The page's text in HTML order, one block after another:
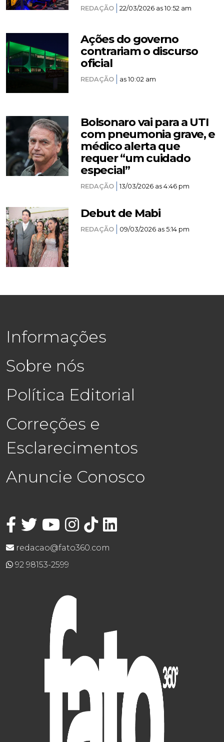
REDAÇÃO 22/03/2026 as 10:52 am
Ações do governo
contrariam o discurso
oficial
REDAÇÃO as 10:02 am
Bolsonaro vai para a UTI
com pneumonia grave, e
médico alerta que
requer “um cuidado
especial”
REDAÇÃO 13/03/2026 as 4:46 pm
Debut de Mabi
REDAÇÃO 09/03/2026 as 5:14 pm
Informações
Sobre nós
Política Editorial
Correções e
Esclarecimentos
Anuncie Conosco
redacao@fato360.com
92 98153-2599